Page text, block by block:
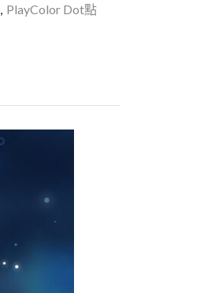
PlayColor Dot點